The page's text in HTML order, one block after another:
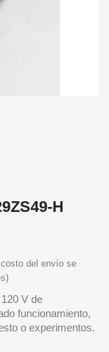
H
del envío se
V de
funcionamiento,
o experimentos.